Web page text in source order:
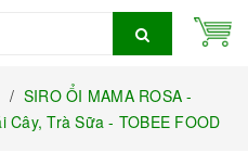
/ SIRO ỔI MAMA ROSA -
Cây, Trà Sữa - TOBEE FOOD